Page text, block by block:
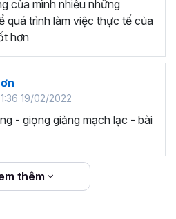
viên không bị bỏ sót và có
thắc mắc liên quan đến nội
hiệnkhóa học kế toán tổng
những bình luận khẳng định
thể dễ dàng nhìn thấy ở phần
khẳng định đó là những đánh
HỎI KHÓA HỌC NÀY?
khóa học, họ có kinh
của mình nhiều những
quá trình làm việc thực tế của
hơn
19/02/2022
- giọng giảng mạch lạc - bài
thêm